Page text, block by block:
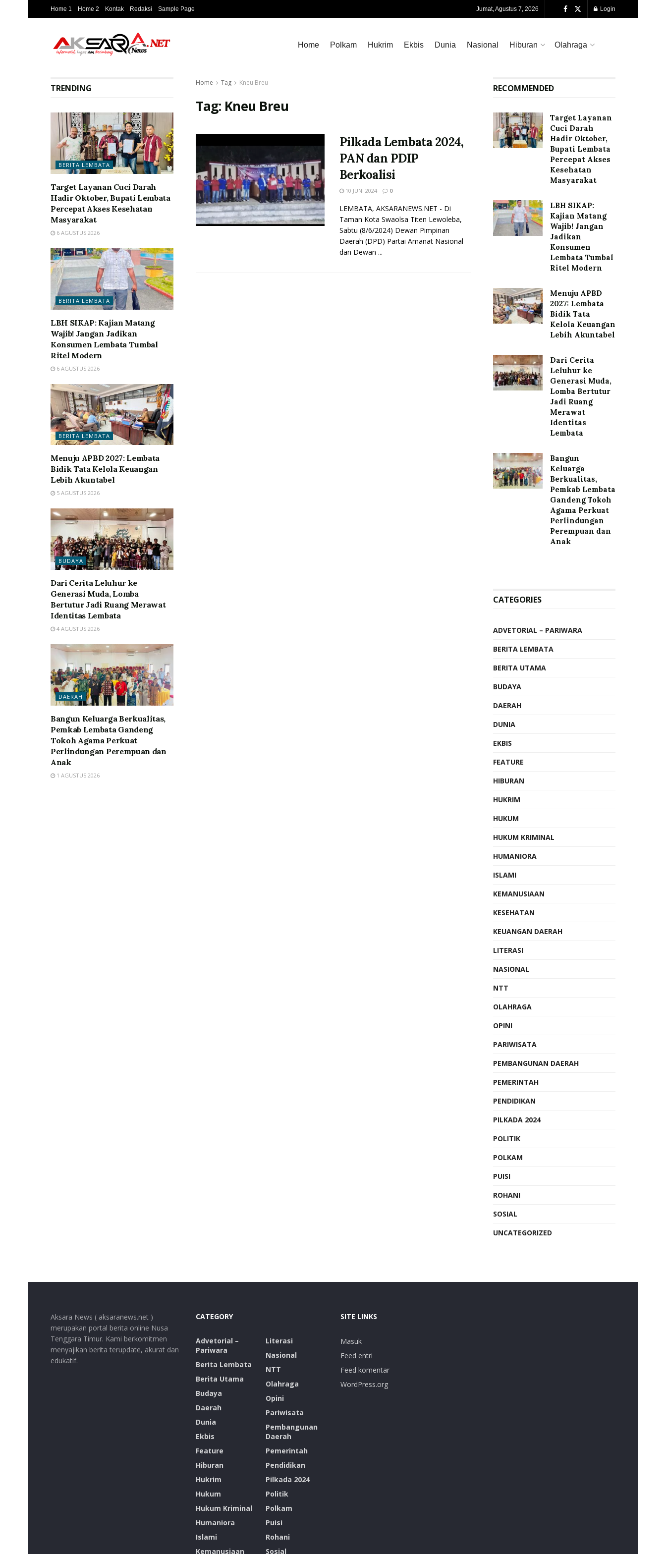
Home 1 Home 2 Kontak Redaksi Sample Page Jumat, Agustus 7, 2026 Login
Home Polkam Hukrim Ekbis Dunia Nasional Hiburan Olahraga
Home Tag Kneu Breu
Tag: Kneu Breu
Pilkada Lembata 2024,
PAN dan PDIP
Berkoalisi
10 JUNI 2024 0
LEMBATA, AKSARANEWS.NET - Di
Taman Kota Swaolsa Titen Lewoleba,
Sabtu (8/6/2024) Dewan Pimpinan
Daerah (DPD) Partai Amanat Nasional
dan Dewan ...
TRENDING
BERITA LEMBATA
Target Layanan Cuci Darah
Hadir Oktober, Bupati Lembata
Percepat Akses Kesehatan
Masyarakat
6 AGUSTUS 2026
BERITA LEMBATA
LBH SIKAP: Kajian Matang
Wajib! Jangan Jadikan
Konsumen Lembata Tumbal
Ritel Modern
6 AGUSTUS 2026
BERITA LEMBATA
Menuju APBD 2027: Lembata
Bidik Tata Kelola Keuangan
Lebih Akuntabel
5 AGUSTUS 2026
BUDAYA
Dari Cerita Leluhur ke
Generasi Muda, Lomba
Bertutur Jadi Ruang Merawat
Identitas Lembata
4 AGUSTUS 2026
DAERAH
Bangun Keluarga Berkualitas,
Pemkab Lembata Gandeng
Tokoh Agama Perkuat
Perlindungan Perempuan dan
Anak
1 AGUSTUS 2026
RECOMMENDED
Target Layanan
Cuci Darah
Hadir Oktober,
Bupati Lembata
Percepat Akses
Kesehatan
Masyarakat
LBH SIKAP:
Kajian Matang
Wajib! Jangan
Jadikan
Konsumen
Lembata Tumbal
Ritel Modern
Menuju APBD
2027: Lembata
Bidik Tata
Kelola Keuangan
Lebih Akuntabel
Dari Cerita
Leluhur ke
Generasi Muda,
Lomba Bertutur
Jadi Ruang
Merawat
Identitas
Lembata
Bangun
Keluarga
Berkualitas,
Pemkab Lembata
Gandeng Tokoh
Agama Perkuat
Perlindungan
Perempuan dan
Anak
CATEGORIES
ADVETORIAL – PARIWARA
BERITA LEMBATA
BERITA UTAMA
BUDAYA
DAERAH
DUNIA
EKBIS
FEATURE
HIBURAN
HUKRIM
HUKUM
HUKUM KRIMINAL
HUMANIORA
ISLAMI
KEMANUSIAAN
KESEHATAN
KEUANGAN DAERAH
LITERASI
NASIONAL
NTT
OLAHRAGA
OPINI
PARIWISATA
PEMBANGUNAN DAERAH
PEMERINTAH
PENDIDIKAN
PILKADA 2024
POLITIK
POLKAM
PUISI
ROHANI
SOSIAL
UNCATEGORIZED
Aksara News ( aksaranews.net )
merupakan portal berita online Nusa
Tenggara Timur. Kami berkomitmen
menyajikan berita terupdate, akurat dan
edukatif.
CATEGORY
Advetorial –
Pariwara
Berita Lembata
Berita Utama
Budaya
Daerah
Dunia
Ekbis
Feature
Hiburan
Hukrim
Hukum
Hukum Kriminal
Humaniora
Islami
Kemanusiaan
Literasi
Nasional
NTT
Olahraga
Opini
Pariwisata
Pembangunan
Daerah
Pemerintah
Pendidikan
Pilkada 2024
Politik
Polkam
Puisi
Rohani
Sosial
SITE LINKS
Masuk
Feed entri
Feed komentar
WordPress.org